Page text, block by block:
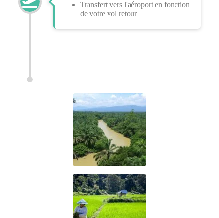
Transfert vers l'aéroport en fonction
de votre vol retour